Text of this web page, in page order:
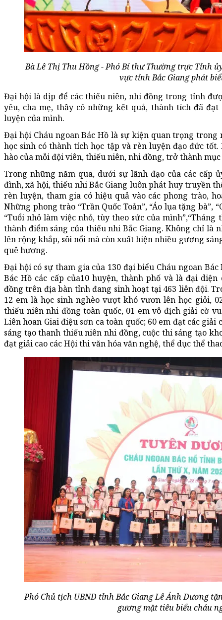
Bà Lê Thị Thu Hồng - Phó Bí thư Thường trực Tỉnh
vực tỉnh Bắc Giang phát
Đại hội là dịp để các thiếu niên, nhi đồng trong tỉnh
yêu, cha mẹ, thầy cô những kết quả, thành tích đã
luyện của mình.
Đại hội Cháu ngoan Bác Hồ là sự kiện quan trọng
học sinh có thành tích học tập và rèn luyện đạo đức
hào của mỗi đội viên, thiếu niên, nhi đồng, trở thành
Trong những năm qua, dưới sự lãnh đạo của các cấp
đình, xã hội, thiếu nhi Bắc Giang luôn phát huy truyền
rèn luyện, tham gia có hiệu quả vào các phong trào,
Những phong trào “Trần Quốc Toản”, “Áo lụa tặng bà”,
“Tuổi nhỏ làm việc nhỏ, tùy theo sức của
thành điểm sáng của thiếu nhi Bắc Giang. Không chỉ là
lên rộng khắp, sôi nổi mà còn xuất hiện nhiều gương
quê hương.
Đại hội có sự tham gia của 130 đại biểu Cháu ngoan
Bác Hồ các cấp của10 huyện, thành phố và là đại
đồng trên địa bàn tỉnh đang sinh hoạt tại 463 liên đội.
12 em là học sinh nghèo vượt khó vươn lên học giỏi,
thiếu niên nhi đồng toàn quốc, 01 em vô địch giải cờ
Liên hoan Giai điệu sơn ca toàn quốc; 60 em đạt các giải
sáng tạo thanh thiếu niên nhi đồng, cuộc thi sáng tạo
đạt giải cao các Hội thi văn hóa văn nghệ, thể dục thể
Phó Chủ tịch UBND tỉnh Bắc Giang Lê Ánh Dương
gương mặt tiêu biểu cháu